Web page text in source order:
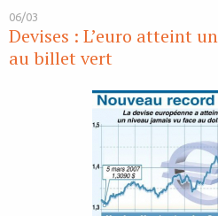
06/03
Devises : L’euro atteint
au billet vert